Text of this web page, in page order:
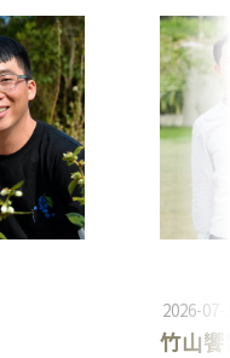
2026-07-
竹山